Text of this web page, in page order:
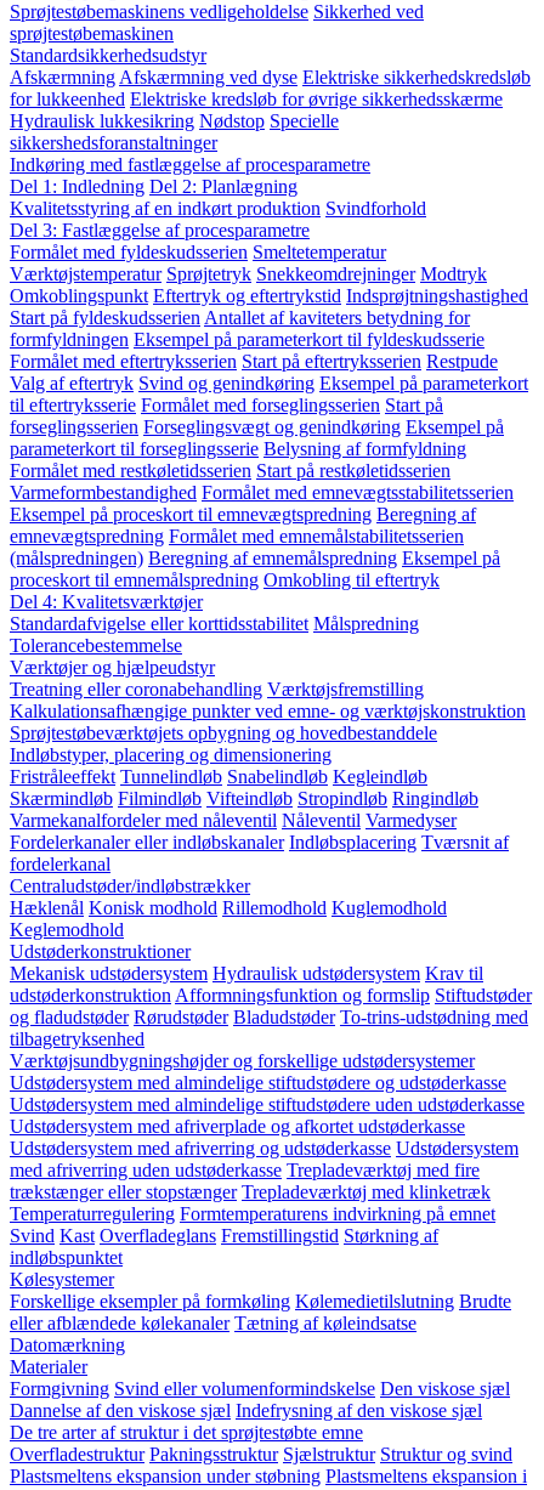
Sprøjtestøbemaskinens vedligeholdelse Sikkerhed ved
sprøjtestøbemaskinen
Standardsikkerhedsudstyr
Afskærmning Afskærmning ved dyse Elektriske sikkerhedskredsløb
for lukkeenhed Elektriske kredsløb for øvrige sikkerhedsskærme
Hydraulisk lukkesikring Nødstop Specielle
sikkershedsforanstaltninger
Indkøring med fastlæggelse af procesparametre
Del 1: Indledning Del 2: Planlægning
Kvalitetsstyring af en indkørt produktion Svindforhold
Del 3: Fastlæggelse af procesparametre
Formålet med fyldeskudsserien Smeltetemperatur
Værktøjstemperatur Sprøjtetryk Snekkeomdrejninger Modtryk
Omkoblingspunkt Eftertryk og eftertrykstid Indsprøjtningshastighed
Start på fyldeskudsserien Antallet af kaviteters betydning for
formfyldningen Eksempel på parameterkort til fyldeskudsserie
Formålet med eftertryksserien Start på eftertryksserien Restpude
Valg af eftertryk Svind og genindkøring Eksempel på parameterkort
til eftertryksserie Formålet med forseglingsserien Start på
forseglingsserien Forseglingsvægt og genindkøring Eksempel på
parameterkort til forseglingsserie Belysning af formfyldning
Formålet med restkøletidsserien Start på restkøletidsserien
Varmeformbestandighed Formålet med emnevægtsstabilitetsserien
Eksempel på proceskort til emnevægtspredning Beregning af
emnevægtspredning Formålet med emnemålstabilitetsserien
(målspredningen) Beregning af emnemålspredning Eksempel på
proceskort til emnemålspredning Omkobling til eftertryk
Del 4: Kvalitetsværktøjer
Standardafvigelse eller korttidsstabilitet Målspredning
Tolerancebestemmelse
Værktøjer og hjælpeudstyr
Treatning eller coronabehandling Værktøjsfremstilling
Kalkulationsafhængige punkter ved emne- og værktøjskonstruktion
Sprøjtestøbeværktøjets opbygning og hovedbestanddele
Indløbstyper, placering og dimensionering
Fristråleeffekt Tunnelindløb Snabelindløb Kegleindløb
Skærmindløb Filmindløb Vifteindløb Stropindløb Ringindløb
Varmekanalfordeler med nåleventil Nåleventil Varmedyser
Fordelerkanaler eller indløbskanaler Indløbsplacering Tværsnit af
fordelerkanal
Centraludstøder/indløbstrækker
Hæklenål Konisk modhold Rillemodhold Kuglemodhold
Keglemodhold
Udstøderkonstruktioner
Mekanisk udstødersystem Hydraulisk udstødersystem Krav til
udstøderkonstruktion Afformningsfunktion og formslip Stiftudstøder
og fladudstøder Rørudstøder Bladudstøder To-trins-udstødning med
tilbagetryksenhed
Værktøjsundbygningshøjder og forskellige udstødersystemer
Udstødersystem med almindelige stiftudstødere og udstøderkasse
Udstødersystem med almindelige stiftudstødere uden udstøderkasse
Udstødersystem med afriverplade og afkortet udstøderkasse
Udstødersystem med afriverring og udstøderkasse Udstødersystem
med afriverring uden udstøderkasse Trepladeværktøj med fire
trækstænger eller stopstænger Trepladeværktøj med klinketræk
Temperaturregulering Formtemperaturens indvirkning på emnet
Svind Kast Overfladeglans Fremstillingstid Størkning af
indløbspunktet
Kølesystemer
Forskellige eksempler på formkøling Kølemedietilslutning Brudte
eller afblændede kølekanaler Tætning af køleindsatse
Datomærkning
Materialer
Formgivning Svind eller volumenformindskelse Den viskose sjæl
Dannelse af den viskose sjæl Indefrysning af den viskose sjæl
De tre arter af struktur i det sprøjtestøbte emne
Overfladestruktur Pakningsstruktur Sjælstruktur Struktur og svind
Plastsmeltens ekspansion under støbning Plastsmeltens ekspansion i